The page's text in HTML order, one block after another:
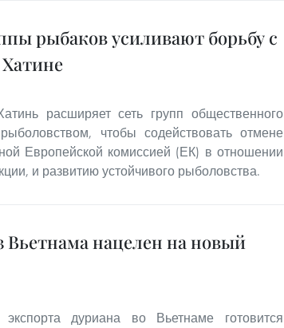
рыбаков усиливают борьбу с
расширяет сеть групп общественного
чтобы содействовать отмене
Европейской комиссией (ЕК) в отношении
и развитию устойчивого рыболовства.
Вьетнама нацелен на новый
дуриана во Вьетнаме готовится